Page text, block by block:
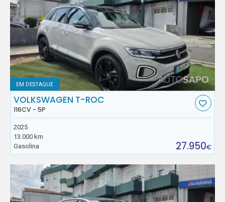
EM DESTAQUE
VOLKSWAGEN T-ROC
116CV - 5P
2025
13.000 km
Gasolina
27.950€